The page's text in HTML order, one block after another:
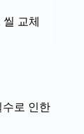
교체
수로 인한